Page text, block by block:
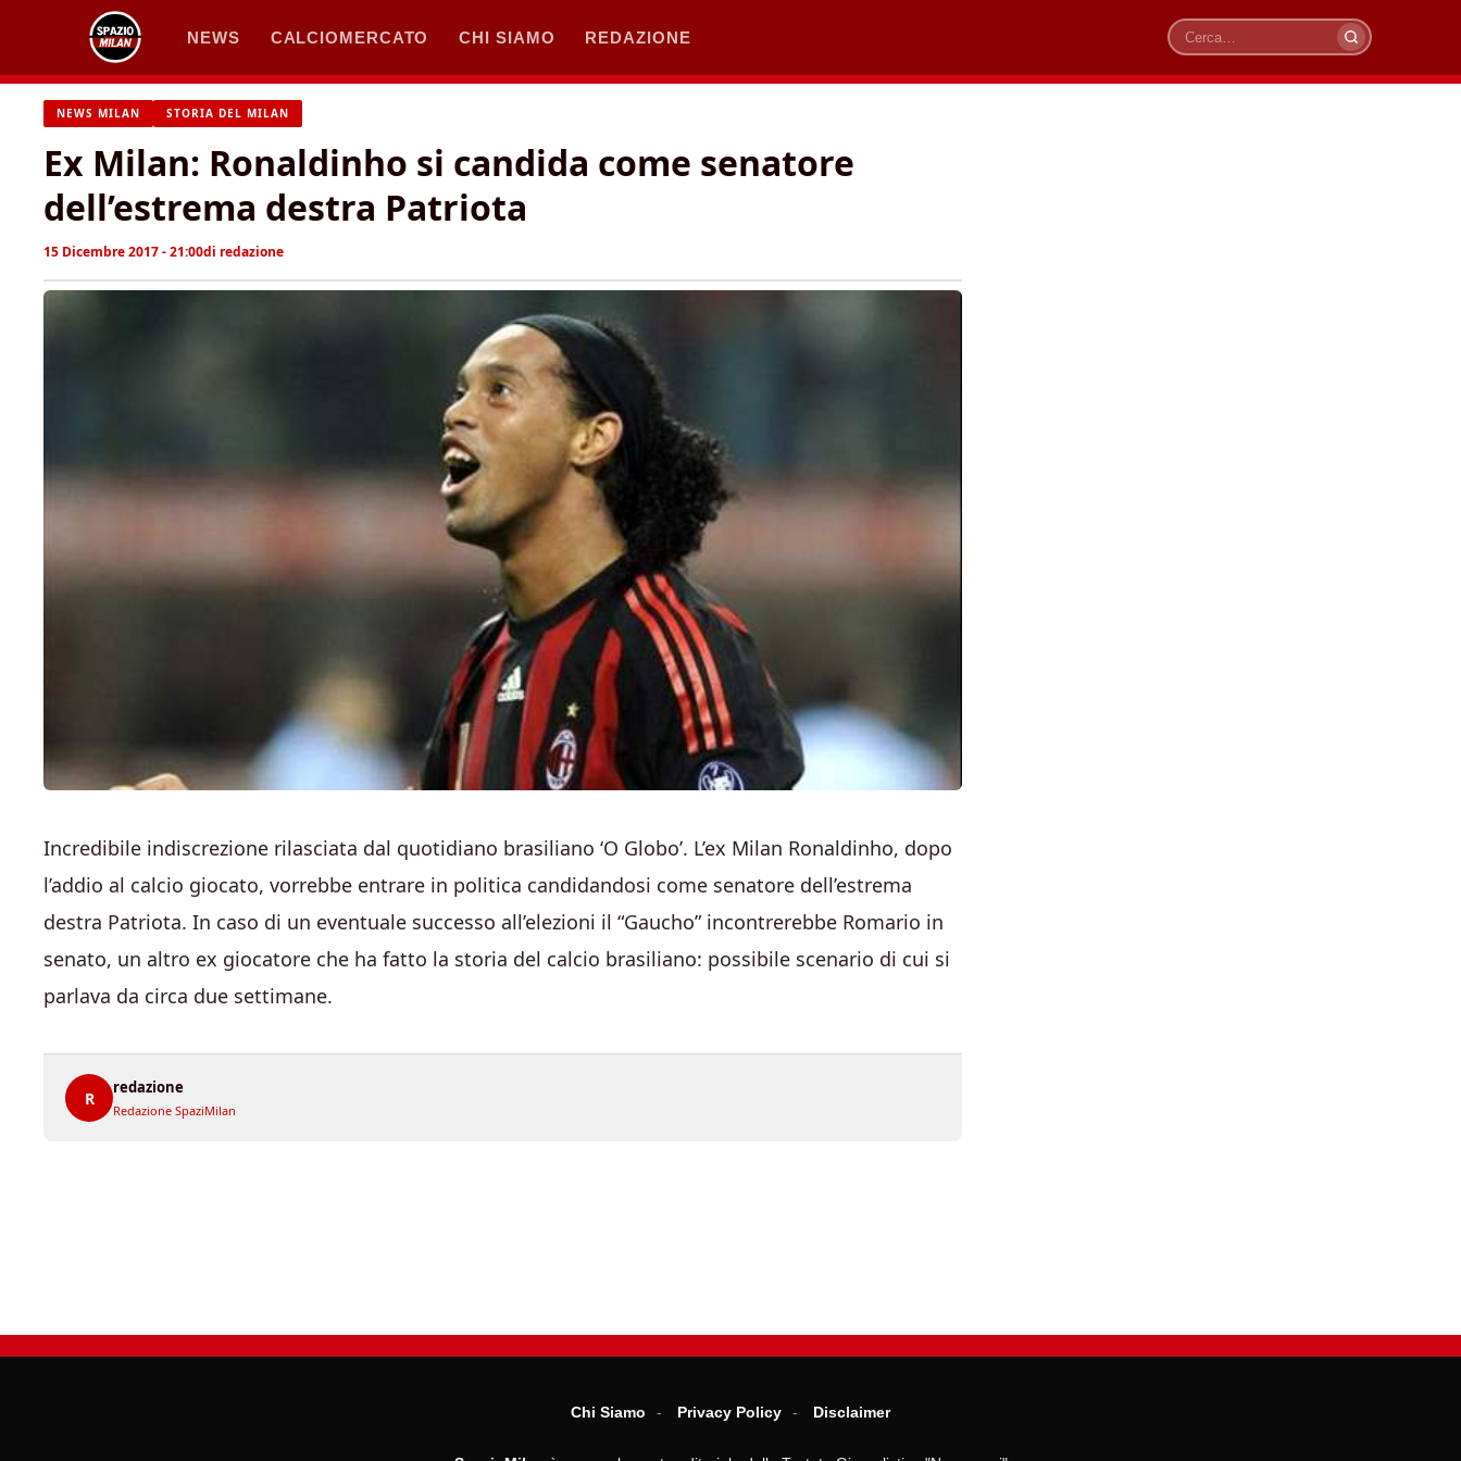
contenuto
NEWS CALCIOMERCATO CHI SIAMO REDAZIONE
Cerca
NEWS MILAN STORIA DEL MILAN
Ex Milan: Ronaldinho si candida come senatore
dell’estrema destra Patriota
15 Dicembre 2017 - 21:00di redazione
Incredibile indiscrezione rilasciata dal quotidiano brasiliano ‘O Globo’. L’ex Milan Ronaldinho, dopo
l’addio al calcio giocato, vorrebbe entrare in politica candidandosi come senatore dell’estrema
destra Patriota. In caso di un eventuale successo all’elezioni il “Gaucho” incontrerebbe Romario in
senato, un altro ex giocatore che ha fatto la storia del calcio brasiliano: possibile scenario di cui si
parlava da circa due settimane.
R
redazione
Redazione SpaziMilan
Chi Siamo Privacy Policy Disclaimer